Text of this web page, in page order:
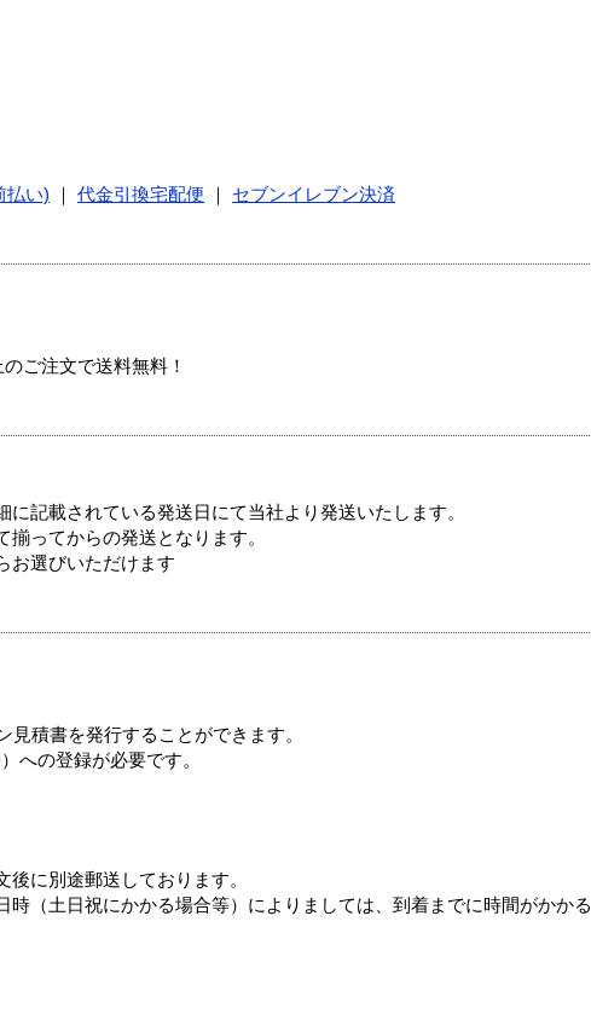
払い) 代金引換宅配便
セブンイレブン決済
ご注文で送料無料！
記載されている発送日にて当社より発送いたします。
ってからの発送となります。
お選びいただけます
積書を発行することができます。
への登録が必要です。
に別途郵送しております。
（土日祝にかかる場合等）によりましては、到着までに時間がかかる